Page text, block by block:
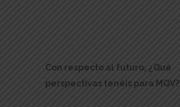
Con respecto al futuro, ¿Qué
perspectivas tenéis para MQV?